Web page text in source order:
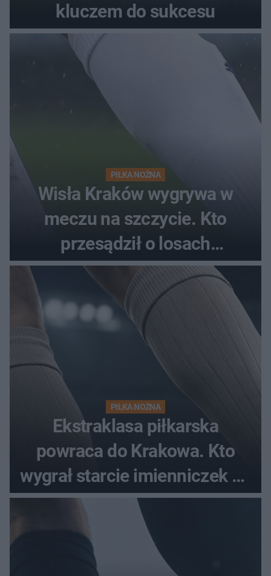
kluczem do sukcesu
PIŁKA NOŻNA
Wisła Kraków wygrywa w
meczu na szczycie. Kto
przesądził o losach
spotkania?
PIŁKA NOŻNA
Ekstraklasa piłkarska
powraca do Krakowa. Kto
wygrał starcie imienniczek na
pełnym stadionie